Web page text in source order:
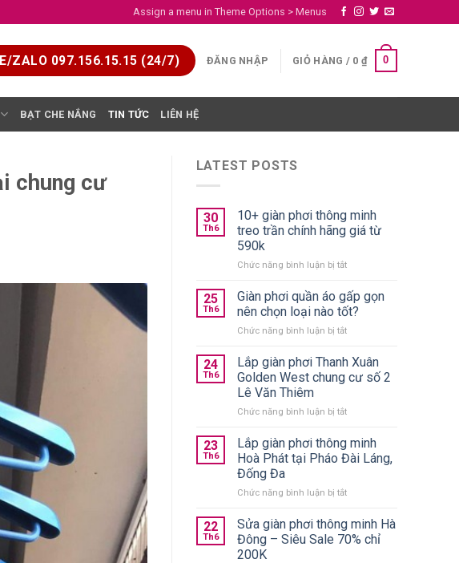
Assign a menu in Theme Options > Menus
ZALO 097.156.15.15 (24/7) ĐĂNG NHẬP GIỎ HÀNG / 0 ₫ 0
BẠT CHE NẮNG TIN TỨC LIÊN HỆ
chung cư
LATEST POSTS
30
Th6
10+ giàn phơi thông minh
treo trần chính hãng giá từ
590k
Chức năng bình luận bị tắtở
giàn
phơi
thông
minh
trần
chính
từ
25
Th6
Giàn phơi quần áo gấp gọn
nên chọn loại nào tốt?
Chức năng bình luận bị tắtở
phơi
áo
gọn
chọn
loại
nào
24
Th6
Lắp giàn phơi Thanh Xuân
Golden West chung cư số 2
Lê Văn Thiêm
Chức năng bình luận bị tắtở
giàn
phơi
Thanh
Golden
chung
cư
số
23
Th6
Lắp giàn phơi thông minh
Hoà Phát tại Pháo Đài Láng,
Đống Đa
Chức năng bình luận bị tắtở
giàn
phơi
thông
22
Th6
Sửa giàn phơi thông minh Hà
Đông – Siêu Sale 70% chỉ
200K